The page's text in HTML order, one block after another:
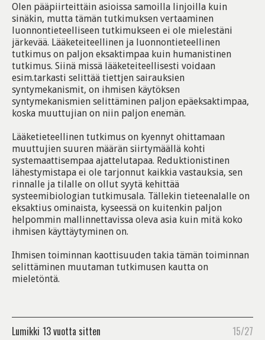
Olen pääpiirteittäin asioissa samoilla linjoilla kuin
sinäkin, mutta tämän tutkimuksen vertaaminen
luonnontieteelliseen tutkimukseen ei ole mielestäni
järkevää. Lääketeiteellinen ja luonnontieteellinen
tutkimus on paljon eksaktimpaa kuin humanistinen
tutkimus. Siinä missä lääketeiteellisesti voidaan
esim.tarkasti selittää tiettjen sairauksien
syntymekanismit, on ihmisen käytöksen
syntymekanismien selittäminen paljon epäeksaktimpaa,
koska muuttujian on niin paljon enemän.
Lääketieteellinen tutkimus on kyennyt ohittamaan
muuttujien suuren määrän siirtymäällä kohti
systemaattisempaa ajattelutapaa. Reduktionistinen
lähestymistapa ei ole tarjonnut kaikkia vastauksia, sen
rinnalle ja tilalle on ollut syytä kehittää
systeemibiologian tutkimusala. Tällekin tieteenalalle on
eksaktius ominaista, kyseessä on kuitenkin paljon
helpommin mallinnettavissa oleva asia kuin mitä koko
ihmisen käyttäytyminen on.
Ihmisen toiminnan kaottisuuden takia tämän toiminnan
selittäminen muutaman tutkimusen kautta on
mieletöntä.
Lumikki 13 vuotta sitten 15/27